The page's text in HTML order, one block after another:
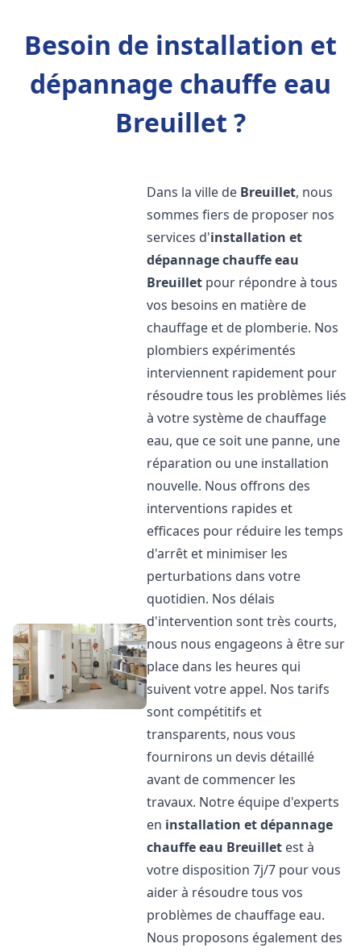
Besoin de installation et
dépannage chauffe eau
Breuillet ?
Dans la ville de Breuillet, nous
sommes fiers de proposer nos
services d'installation et
dépannage chauffe eau
Breuillet pour répondre à tous
vos besoins en matière de
chauffage et de plomberie. Nos
plombiers expérimentés
interviennent rapidement pour
résoudre tous les problèmes liés
à votre système de chauffage
eau, que ce soit une panne, une
réparation ou une installation
nouvelle. Nous offrons des
interventions rapides et
efficaces pour réduire les temps
d'arrêt et minimiser les
perturbations dans votre
quotidien. Nos délais
d'intervention sont très courts,
nous nous engageons à être sur
place dans les heures qui
suivent votre appel. Nos tarifs
sont compétitifs et
transparents, nous vous
fournirons un devis détaillé
avant de commencer les
travaux. Notre équipe d'experts
en installation et dépannage
chauffe eau Breuillet est à
votre disposition 7j/7 pour vous
aider à résoudre tous vos
problèmes de chauffage eau.
Nous proposons également des